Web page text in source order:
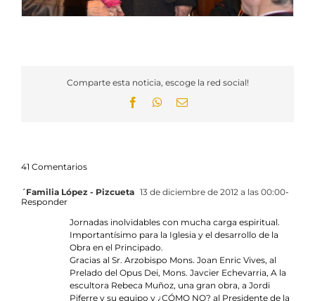
Comparte esta noticia, escoge la red social!
FacebookWhatsApp
Email
41 Comentarios
´Familia López - Pizcueta 13 de diciembre de 2012 a las 00:00-
Responder
Jornadas inolvidables con mucha carga espiritual.
Importantísimo para la Iglesia y el desarrollo de la
Obra en el Principado.
Gracias al Sr. Arzobispo Mons. Joan Enric Vives, al
Prelado del Opus Dei, Mons. Javcier Echevarria, A la
escultora Rebeca Muñoz, una gran obra, a Jordi
Piferre y su equipo y ¿CÓMO NO? al Presidente de la